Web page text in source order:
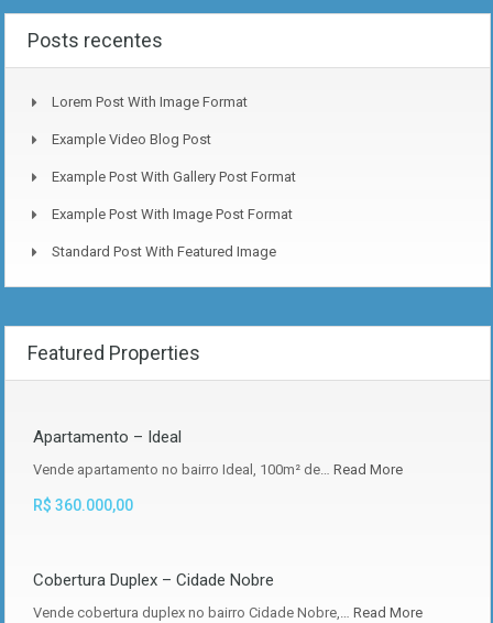
Posts recentes
Lorem Post With Image Format
Example Video Blog Post
Example Post With Gallery Post Format
Example Post With Image Post Format
Standard Post With Featured Image
Featured Properties
Apartamento – Ideal
Vende apartamento no bairro Ideal, 100m² de… Read More
R$ 360.000,00
Cobertura Duplex – Cidade Nobre
Vende cobertura duplex no bairro Cidade Nobre,… Read More